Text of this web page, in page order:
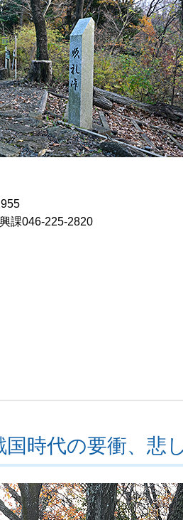
課046-225-2820
国時代の要衝、悲